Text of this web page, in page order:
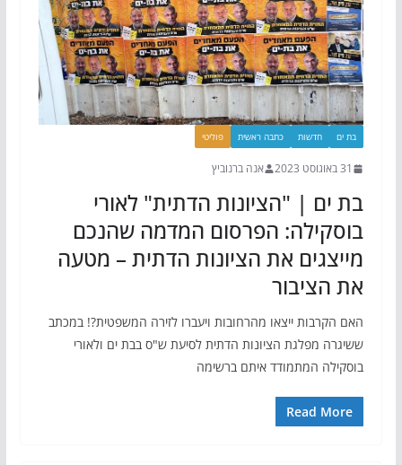
בת ים חדשות כתבה ראשית פוליטי
31 באוגוסט 2023 אנה ברנוביץ
בת ים | "הציונות הדתית" לאורי
בוסקילה: הפרסום המדמה שהנכם
מייצגים את הציונות הדתית – מטעה
את הציבור
האם הקרבות ייצאו מהרחובות ויעברו לזירה המשפטית?! במכתב
ששיגרה מפלגת הציונות הדתית לסיעת ש"ס בבת ים ולאורי
בוסקילה המתמודד איתם ברשימה
Read More